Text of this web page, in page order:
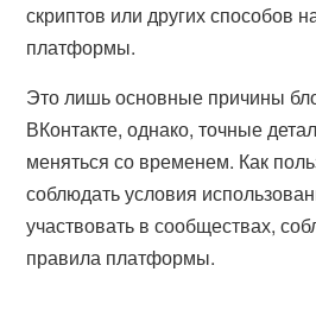
скриптов или других способов
платформы.
Это лишь основные причины
ВКонтакте, однако, точные
меняться со временем. Как
соблюдать условия
участвовать в сообществах,
правила платформы.